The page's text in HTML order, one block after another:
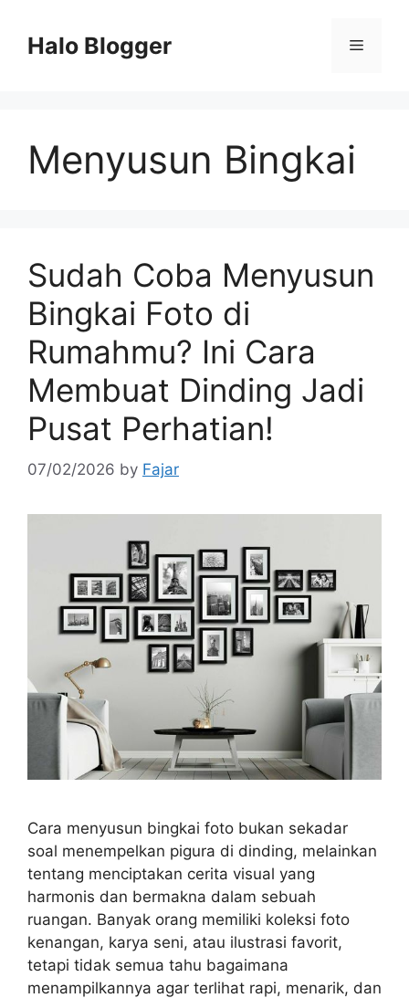
contentHalo Blogger Menu
Menyusun Bingkai
Sudah Coba Menyusun
Bingkai Foto di
Rumahmu? Ini Cara
Membuat Dinding Jadi
Pusat Perhatian!
07/02/2026 by Fajar
Cara menyusun bingkai foto bukan sekadar
soal menempelkan pigura di dinding, melainkan
tentang menciptakan cerita visual yang
harmonis dan bermakna dalam sebuah
ruangan. Banyak orang memiliki koleksi foto
kenangan, karya seni, atau ilustrasi favorit,
tetapi tidak semua tahu bagaimana
menampilkannya agar terlihat rapi, menarik, dan